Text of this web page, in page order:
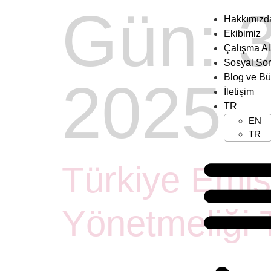
Ekibimiz
Çalışma
Sosyal
Blog ve
İletişim
TR
EN
TR
Gün:
2025
Türkiye
Yönetmeliği